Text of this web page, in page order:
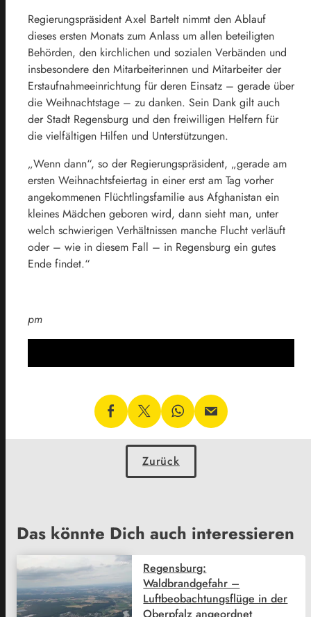
Regierungspräsident Axel Bartelt nimmt den Ablauf
dieses ersten Monats zum Anlass um allen beteiligten
Behörden, den kirchlichen und sozialen Verbänden und
insbesondere den Mitarbeiterinnen und Mitarbeiter der
Erstaufnahmeeinrichtung für deren Einsatz – gerade über
die Weihnachtstage – zu danken. Sein Dank gilt auch
der Stadt Regensburg und den freiwilligen Helfern für
die vielfältigen Hilfen und Unterstützungen.
„Wenn dann“, so der Regierungspräsident, „gerade am
ersten Weihnachtsfeiertag in einer erst am Tag vorher
angekommenen Flüchtlingsfamilie aus Afghanistan ein
kleines Mädchen geboren wird, dann sieht man, unter
welch schwierigen Verhältnissen manche Flucht verläuft
oder – wie in diesem Fall – in Regensburg ein gutes
Ende findet.“
pm
Zurück
Das könnte Dich auch interessieren
Regensburg:
Waldbrandgefahr –
Luftbeobachtungsflüge in der
Oberpfalz angeordnet